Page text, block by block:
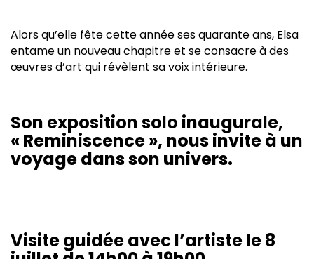
Alors qu’elle fête cette année ses quarante ans, Elsa
entame un nouveau chapitre et se consacre à des
œuvres d’art qui révèlent sa voix intérieure.
Son exposition solo inaugurale,
« Reminiscence », nous invite à un
voyage dans son univers.
Visite guidée avec l’artiste le 8